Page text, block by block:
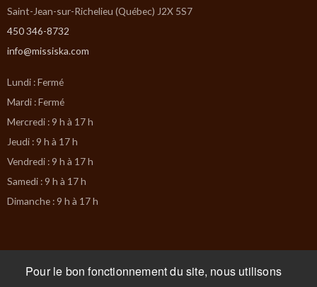
Saint-Jean-sur-Richelieu (Québec) J2X 5S7
450 346-8732
info@missiska.com
Lundi : Fermé
Mardi : Fermé
Mercredi : 9 h à 17 h
Jeudi : 9 h à 17 h
Vendredi : 9 h à 17 h
Samedi : 9 h à 17 h
Dimanche : 9 h à 17 h
Pour le bon fonctionnement du site, nous utilisons